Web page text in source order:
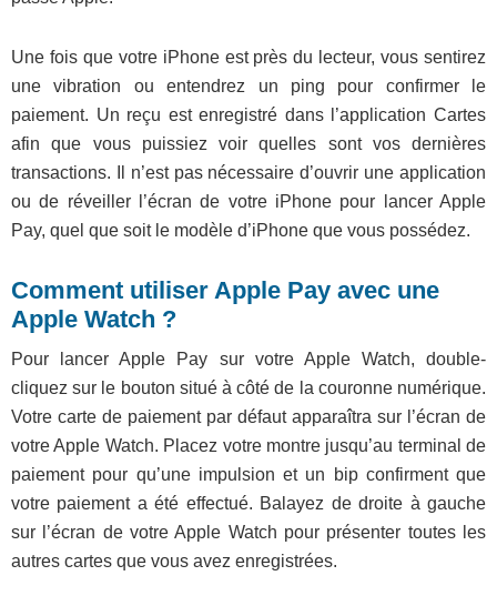
Une fois que votre iPhone est près du lecteur, vous sentirez
une vibration ou entendrez un ping pour confirmer le
paiement. Un reçu est enregistré dans l’application Cartes
afin que vous puissiez voir quelles sont vos dernières
transactions. Il n’est pas nécessaire d’ouvrir une application
ou de réveiller l’écran de votre iPhone pour lancer Apple
Pay, quel que soit le modèle d’iPhone que vous possédez.
Comment utiliser Apple Pay avec une
Apple Watch ?
Pour lancer Apple Pay sur votre Apple Watch, double-
cliquez sur le bouton situé à côté de la couronne numérique.
Votre carte de paiement par défaut apparaîtra sur l’écran de
votre Apple Watch. Placez votre montre jusqu’au terminal de
paiement pour qu’une impulsion et un bip confirment que
votre paiement a été effectué. Balayez de droite à gauche
sur l’écran de votre Apple Watch pour présenter toutes les
autres cartes que vous avez enregistrées.